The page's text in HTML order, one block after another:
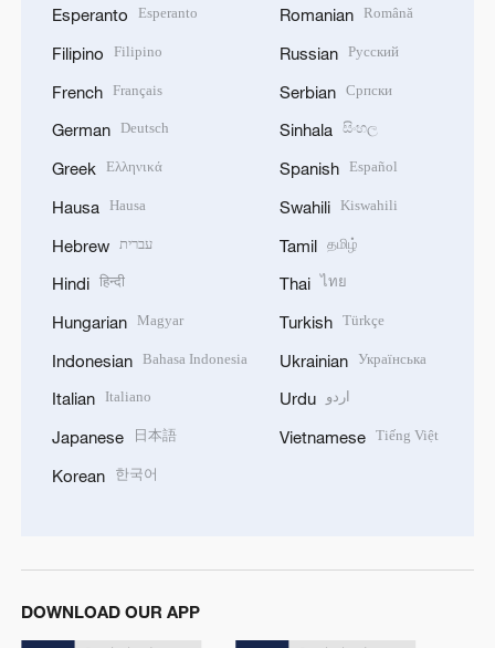
Esperanto Esperanto
Filipino Filipino
French Français
German Deutsch
Greek Ελληνικά
Hausa Hausa
Hebrew עברית
Hindi हिन्दी
Hungarian Magyar
Indonesian Bahasa Indonesia
Italian Italiano
Japanese 日本語
Korean 한국어
Romanian Română
Russian Русский
Serbian Српски
Sinhala සිංහල
Spanish Español
Swahili Kiswahili
Tamil தமிழ்
Thai ไทย
Turkish Türkçe
Ukrainian Українська
Urdu اردو
Vietnamese Tiếng Việt
DOWNLOAD OUR APP